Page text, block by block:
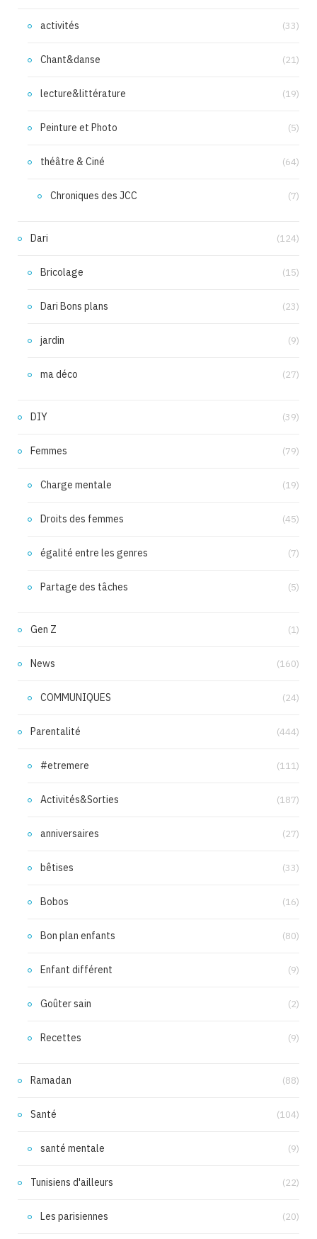
activités (33)
Chant&danse (21)
lecture&littérature (19)
Peinture et Photo (5)
théâtre & Ciné (64)
Chroniques des JCC (7)
Dari (124)
Bricolage (15)
Dari Bons plans (23)
jardin (9)
ma déco (27)
DIY (39)
Femmes (79)
Charge mentale (19)
Droits des femmes (45)
égalité entre les genres (7)
Partage des tâches (5)
Gen Z (1)
News (160)
COMMUNIQUES (24)
Parentalité (444)
#etremere (111)
Activités&Sorties (187)
anniversaires (27)
bêtises (33)
Bobos (16)
Bon plan enfants (80)
Enfant différent (9)
Goûter sain (2)
Recettes (9)
Ramadan (88)
Santé (104)
santé mentale (9)
Tunisiens d'ailleurs (22)
Les parisiennes (20)